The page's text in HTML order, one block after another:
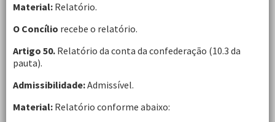
Material: Relatório.
O Concílio recebe o relatório.
Artigo 50. Relatório da conta da confederação (10.3 da
pauta).
Admissibilidade:Admissível.
Material: Relatório conforme abaixo: